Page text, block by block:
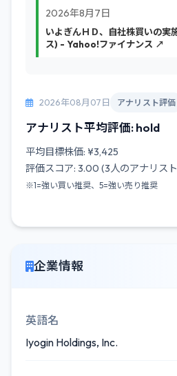
2026年8月7日
いよぎんＨＤ、自社株買いの実
ス) - Yahoo!ファイナンス ↗
2026年08月07日 アナリスト評価
アナリスト平均評価: hold
平均目標株価: ¥3,425
評価スコア: 3.00 (3人のアナリス
※1=強い買い推奨、5=強い売り推奨
企業情報
英語名
Iyogin Holdings, Inc.